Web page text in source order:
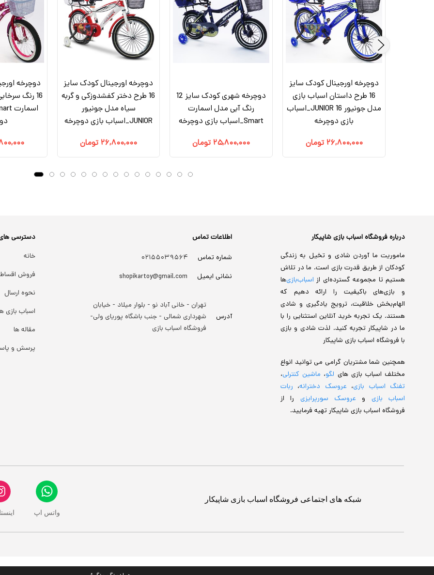
دوچرخه
16 رنگ
دوچرخه اورجینال کودک سایز
16 طرح دختر کفشدوزکی و گربه
سیاه مدل جونیور
JUNIOR_اسباب بازی دوچرخه
۲۶,۸۰۰,۰۰۰ تومان
دوچرخه شهری کودک سایز 12
رنگ آبی مدل اسمارت
Smart_اسباب بازی دوچرخه
۲۵,۸۰۰,۰۰۰ تومان
دوچرخه اورجینال کودک سایز
16 طرح داستان اسباب بازی
مدل جونیور JUNIOR 16_اسباب
بازی دوچرخه
۲۶,۸۰۰,۰۰۰ تومان
درباره فروشگاه اسباب بازی شاپیکار
ماموریت ما آوردن شادی و تخیل به زندگی
کودکان از طریق قدرت بازی است. ما در تلاش
هستیم تا مجموعه گسترده‌ای از اسباب‌بازی‌ها
و بازی‌های باکیفیت را ارائه دهیم که
الهام‌بخش خلاقیت، ترویج یادگیری و شادی
هستند. یک تجربه خرید آنلاین استثنایی را با
ما در شاپیکار تجربه کنید. لذت شادی و بازی
با فروشگاه اسباب بازی شاپیکار
همچنین شما مشتریان گرامی می توانید انواع
مختلف اسباب بازی های لگو، ماشین کنترلی،
تفنگ اسباب بازی، عروسک دخترانه، ربات
اسباب بازی و عروسک سورپرایزی را از
فروشگاه اسباب بازی شاپیکار تهیه فرمایید.
اطلاعات تماس
شماره تماس
۰۲۱۵۵۰۳۹۵۶۴
نشانی ایمیل
shopikartoy@gmail.com
آدرس
تهران - خانی آباد نو - بلوار میلاد - خیابان
شهرداری شمالی - جنب باشگاه پوریای ولی-
فروشگاه اسباب بازی
دسترسی
خانه
فروش
نحوه ارسال
اسباب بازی
مقاله ها
پرسش و
شبکه های اجتماعی فروشگاه اسباب بازی شاپیکار
واتس اپ